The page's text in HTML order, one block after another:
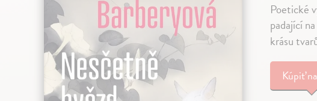
Poetické
padající
krásu
Kúpiť